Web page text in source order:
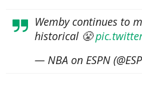
Wemby continues to
historical 😤
— NBA on ESPN